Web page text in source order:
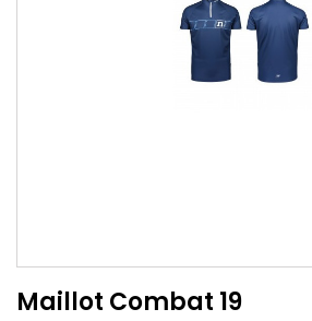
Maillot Combat 19